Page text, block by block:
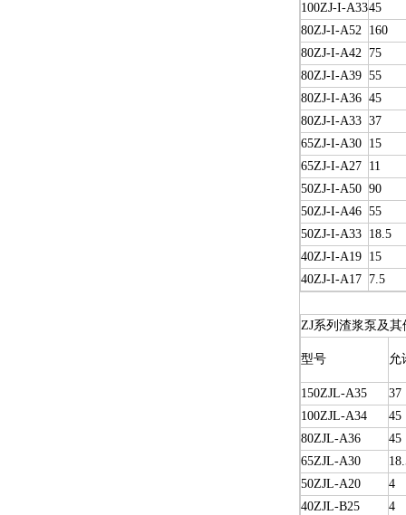
100ZJ-I-A3345
80ZJ-I-A52 160
80ZJ-I-A42 75
80ZJ-I-A39 55
80ZJ-I-A36 45
80ZJ-I-A33 37
65ZJ-I-A30 15
65ZJ-I-A27 11
50ZJ-I-A50 90
50ZJ-I-A46 55
50ZJ-I-A33 18.5
40ZJ-I-A19 15
40ZJ-I-A17 7.5
ZJ系列渣浆泵及
型号 允
150ZJL-A35
37
100ZJL-A34
45
80ZJL-A36
45
65ZJL-A30
50ZJL-A20
4
40ZJL-B25
4